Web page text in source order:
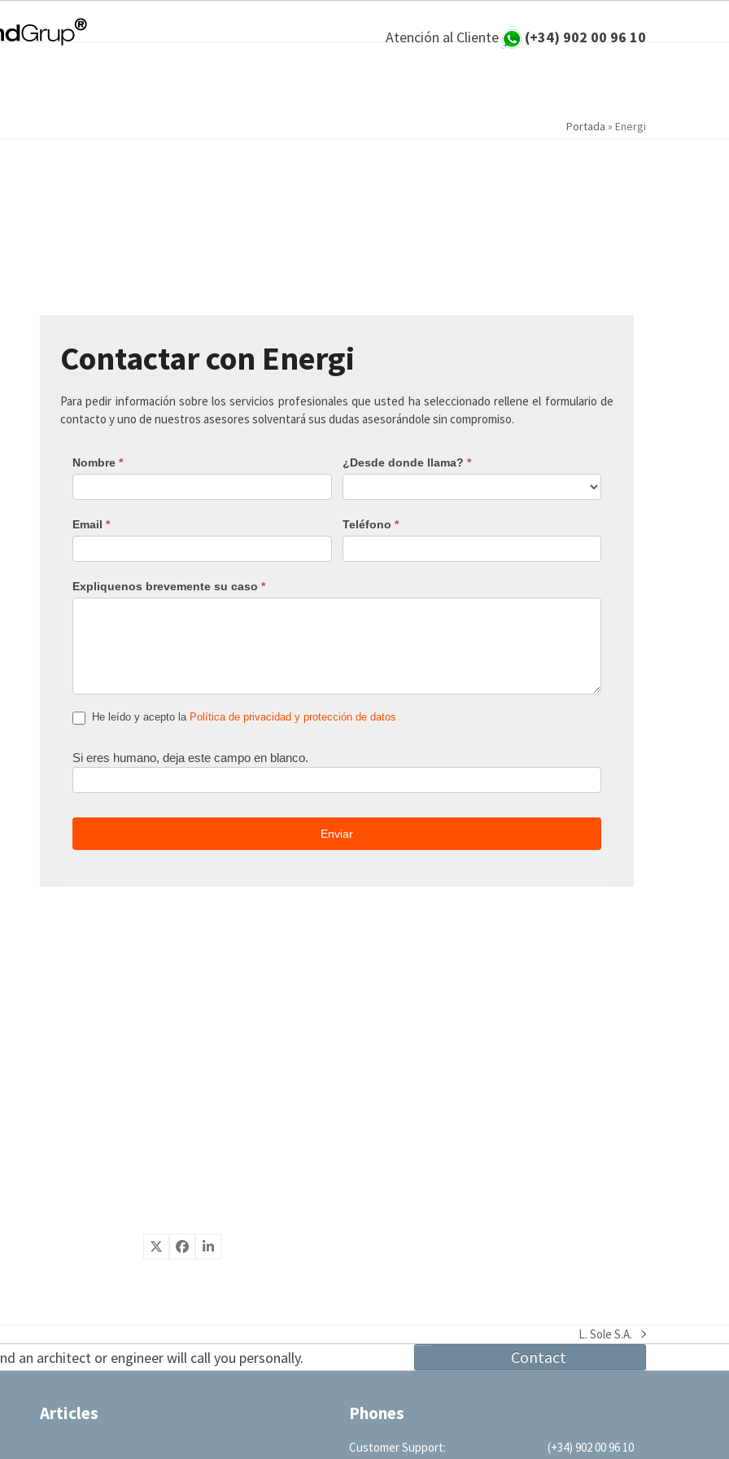
Atención al Cliente (+34) 902 00 96 10
Portada » Energi
Contactar con Energi
Para pedir información sobre los servicios profesionales que usted ha seleccionado rellene el formulario de
contacto y uno de nuestros asesores solventará sus dudas asesorándole sin compromiso.
Nombre * ¿Desde donde llama? *
Email * Teléfono *
Expliquenos brevemente su caso *
He leído y acepto la Política de privacidad y protección de datos
Si eres humano, deja este campo en blanco.
next
L. Sole S.A.
an architect or engineer will call you personally. Contact
Articles Phones
Customer Support:
(+34) 902 00 96 10